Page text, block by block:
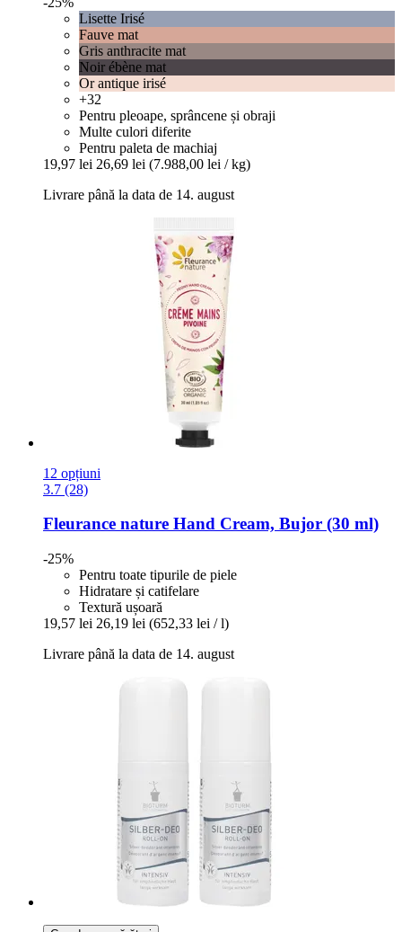
Lisette Irisé
Fauve mat
Gris anthracite mat
Noir ébène mat
Or antique irisé
+32
Pentru pleoape, sprâncene și obraji
Multe culori diferite
Pentru paleta de machiaj
19,97 lei 26,69 lei (7.988,00 lei / kg)
Livrare până la data de 14. august
12 opțiuni
3.7 (28)
Fleurance nature Hand Cream, Bujor (30 ml)
-25%
Pentru toate tipurile de piele
Hidratare și catifelare
Textură ușoară
19,57 lei 26,19 lei (652,33 lei / l)
Livrare până la data de 14. august